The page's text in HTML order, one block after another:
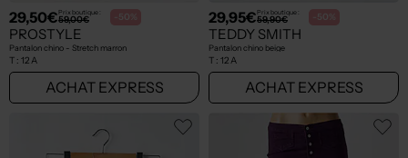
29,50€Prix boutique :
59,00€ -50%
PROSTYLE
Pantalon chino - Stretch marron
T : 12 A
ACHAT EXPRESS
29,95€Prix boutique :
59,90€ -50%
TEDDY SMITH
Pantalon chino beige
T : 12 A
ACHAT EXPRESS